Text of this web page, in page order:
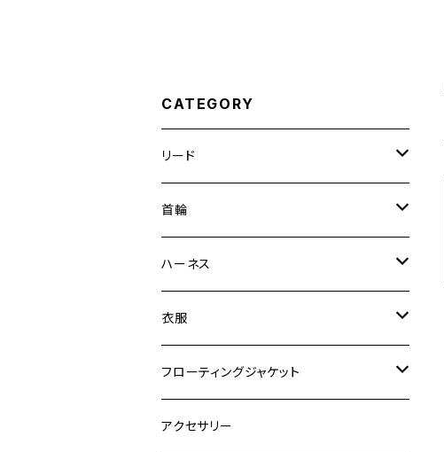
CATEGORY
リード
エッセンシャル
ゼロショック
ロードランナー
ヴァリオ
デニム＆コーデュロイ
首輪
エッセンシャル
ネオカラー
ダブルロックカラー
デニム＆コーデュロイ
ハーネス
エッセンシャル
ハーネス
クイックハーネス
衣服
ラッシュガード
フローティングジャケット
DFDブースト
アクセサリー